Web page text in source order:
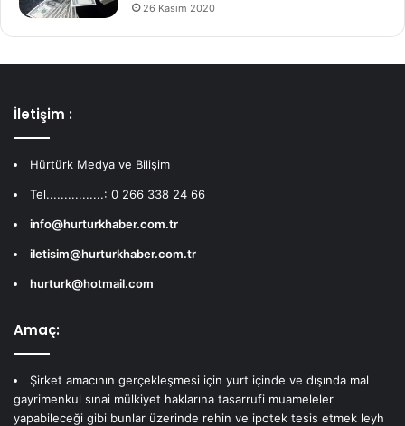
26 Kasım 2020
İletişim :
Hürtürk Medya ve Bilişim
Tel................: 0 266 338 24 66
info@hurturkhaber.com.tr
iletisim@hurturkhaber.com.tr
hurturk@hotmail.com
Amaç:
Şirket amacının gerçekleşmesi için yurt içinde ve dışında mal
gayrimenkul sınai mülkiyet haklarına tasarrufi muameleler
yapabileceği gibi bunlar üzerinde rehin ve ipotek tesis etmek leyh